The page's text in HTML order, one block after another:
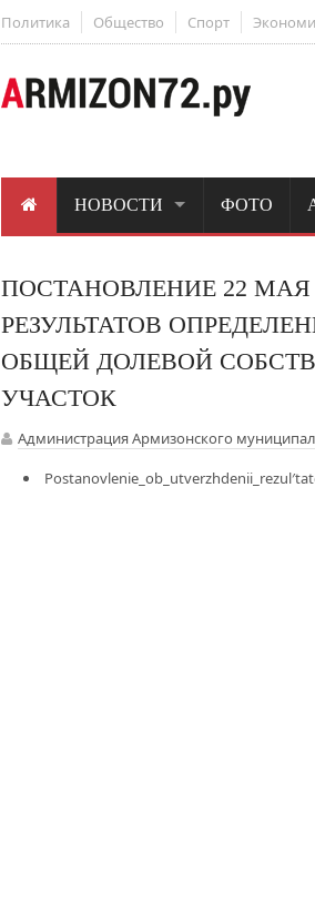
Политика Общество Спорт
НОВОСТИ ФОТО
ПОСТАНОВЛЕНИЕ 22 МАЯ
РЕЗУЛЬТАТОВ
ОБЩЕЙ ДОЛЕВОЙ
УЧАСТОК
Администрация Армизонского